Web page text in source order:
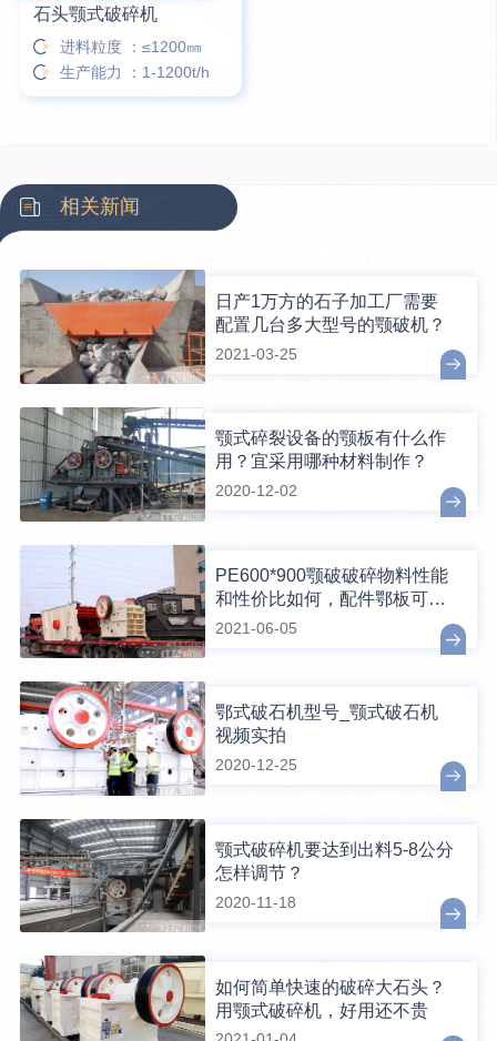
石头颚式破碎机
进料粒度 ：≤1200㎜
生产能力 ：1-1200t/h
相关新闻
日产1万方的石子加工厂需要
配置几台多大型号的颚破机？
2021-03-25
颚式碎裂设备的颚板有什么作
用？宜采用哪种材料制作？
2020-12-02
PE600*900颚破破碎物料性能
和性价比如何，配件鄂板可换
吗？
2021-06-05
鄂式破石机型号_颚式破石机
视频实拍
2020-12-25
颚式破碎机要达到出料5-8公分
怎样调节？
2020-11-18
如何简单快速的破碎大石头？
用颚式破碎机，好用还不贵